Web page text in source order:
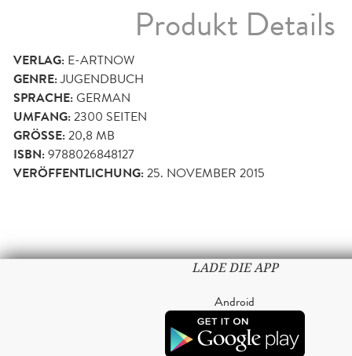
Produkt Details
VERLAG: E-ARTNOW
GENRE:JUGENDBUCH
SPRACHE:GERMAN
UMFANG:2300 SEITEN
GRÖSSE: 20,8 MB
ISBN:9788026848127
VERÖFFENTLICHUNG:25. NOVEMBER 2015
LADE DIE APP
Android